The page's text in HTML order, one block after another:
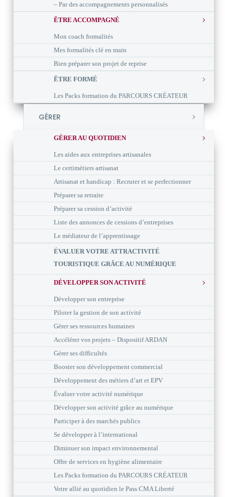
– Par des accompagnements personnalisés
ÊTRE ACCOMPAGNÉ
Mon coach formalités
Mes formalités clé en main
Bien préparer son projet de reprise
ÊTRE FORMÉ
Les Packs formation du PARCOURS CRÉATEUR
GÉRER
GÉRER AU QUOTIDIEN
Les aides aux entreprises artisanales
Le certimétiers artisanat
Artisanat et handicap : Recruter et se perfectionner
Préparer sa retraite
Préparer sa cession d’activité
Liste des annonces de cessions d’entreprises
Le médiateur de l’apprentissage
ÉVALUER VOTRE ATTRACTIVITÉ
TOURISTIQUE GRÂCE AU NUMÉRIQUE
DÉVELOPPER SON ACTIVITÉ
Développer son entreprise
Piloter la gestion de son activité
Gérer ses ressources humaines
Accélérer vos projets – Dispositif ARDAN
Gérer ses difficultés
Booster son développement commercial
Développement des métiers d’art et EPV
Évaluer votre activité numérique
Développer son activité grâce au numérique
Participer à des marchés publics
Se développer à l’international
Diminuer son impact environnemental
Offre de services en hygiène alimentaire
Les Packs formation du PARCOURS CRÉATEUR
Votre allié au quotidien le Pass CMA Liberté